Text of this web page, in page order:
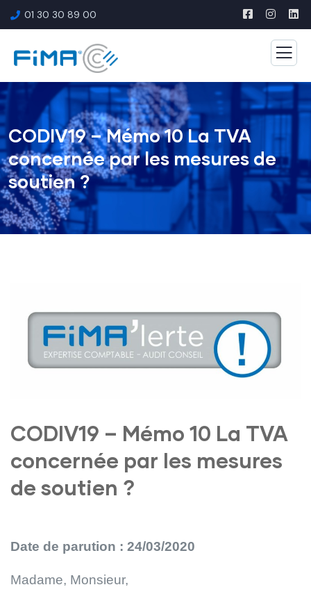
01 30 30 89 00
CODIV19 – Mémo 10 La TVA
concernée par les mesures de
soutien ?
CODIV19 – Mémo 10 La TVA
concernée par les mesures
de soutien ?
Date de parution : 24/03/2020
Madame, Monsieur,